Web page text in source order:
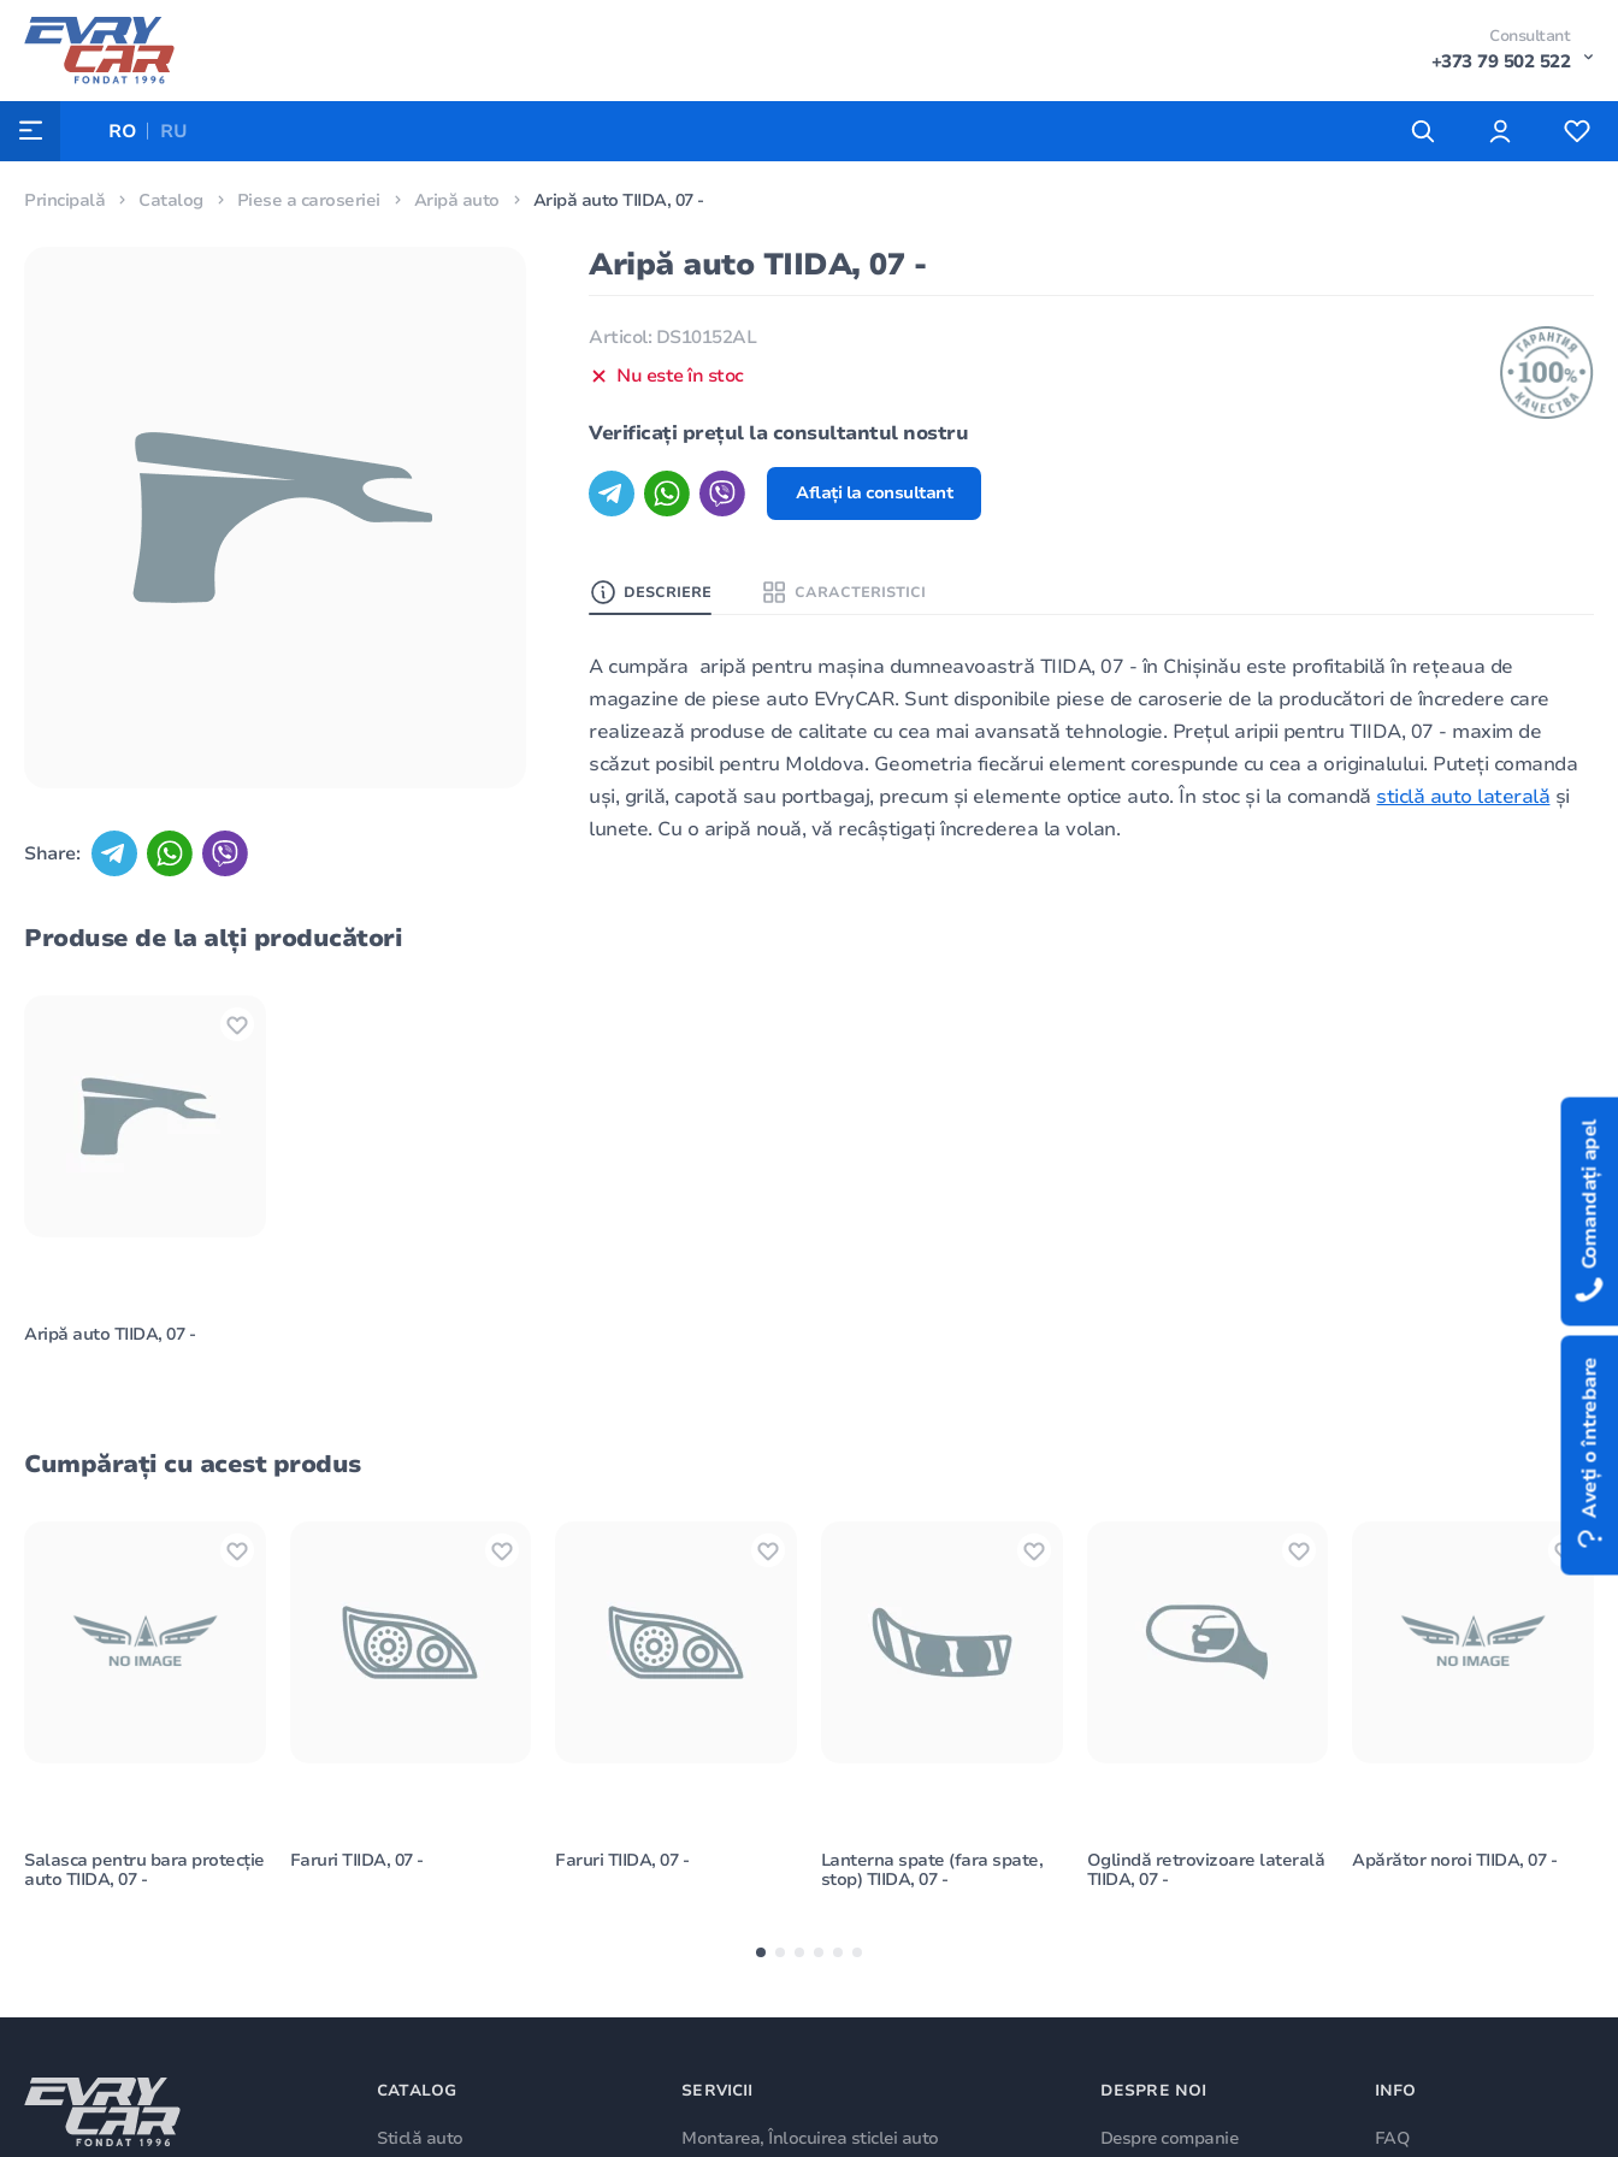
Consultant
+373 79 502 522
RO RU
Principală Catalog Piese a caroseriei Aripă auto Aripă auto TIIDA, 07 -
Share:
Aripă auto TIIDA, 07 -
Articol: DS10152AL
Nu este în stoc
Verificați prețul la consultantul nostru
Aflați la consultant
DESCRIERE CARACTERISTICI
A cumpăra aripă pentru mașina dumneavoastră TIIDA, 07 - în Chișinău este profitabilă în rețeaua de
magazine de piese auto EVryCAR. Sunt disponibile piese de caroserie de la producători de încredere care
realizează produse de calitate cu cea mai avansată tehnologie. Prețul aripii pentru TIIDA, 07 - maxim de
scăzut posibil pentru Moldova. Geometria fiecărui element corespunde cu cea a originalului. Puteți comanda
uși, grilă, capotă sau portbagaj, precum și elemente optice auto. În stoc și la comandă sticlă auto laterală și
lunete. Cu o aripă nouă, vă recâștigați încrederea la volan.
Produse de la alți producători
Aripă auto TIIDA, 07 -
Cumpărați cu acest produs
Salasca pentru bara protecție
auto TIIDA, 07 -
Faruri TIIDA, 07 - Faruri TIIDA, 07 -
Lanterna spate (fara spate,
stop) TIIDA, 07 -
Oglindă retrovizoare laterală
TIIDA, 07 -
Apărător noroi TIIDA, 07 -
Aveți o întrebare
Comandați apel
CATALOG
Sticlă auto
SERVICII
Montarea, Înlocuirea sticlei auto
DESPRE NOI
Despre companie
INFO
FAQ